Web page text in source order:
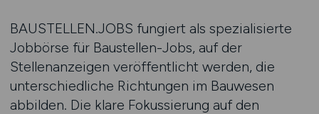
BAUSTELLEN.JOBS fungiert als spezialisierte
Jobbörse für Baustellen-Jobs, auf der
Stellenanzeigen veröffentlicht werden, die
unterschiedliche Richtungen im Bauwesen
abbilden. Die klare Fokussierung auf den